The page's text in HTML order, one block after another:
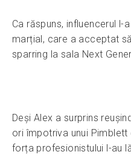
Ca răspuns, influencerul
marțial, care a acceptat
sparring la sala Next
Deși Alex a surprins
ori împotriva unui
forța profesionistului l-au